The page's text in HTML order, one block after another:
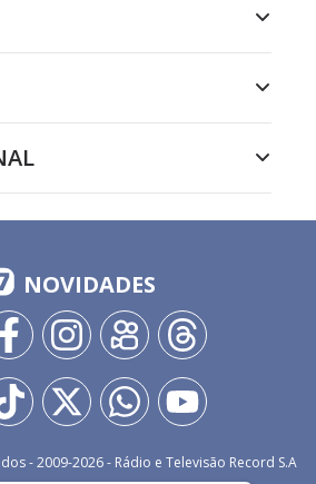
NOVIDADES
- 2009-2026- Rádio e Televisão Record S.A